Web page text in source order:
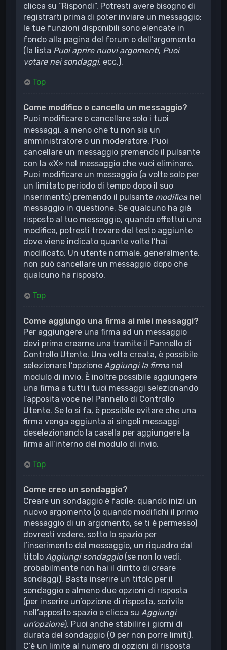
clicca su “Rispondi”. Potresti avere bisogno di
registrarti prima di poter inviare un messaggio:
le tue funzioni disponibili sono elencate in
fondo alla pagina del forum o dell’argomento
(la lista Puoi aprire nuovi argomenti, Puoi
votare nei sondaggi, ecc.).
Top
Come modifico o cancello un messaggio?
Puoi modificare o cancellare solo i tuoi
messaggi, a meno che tu non sia un
amministratore o un moderatore. Puoi
cancellare un messaggio premendo il pulsante
con la «X» nel messaggio che vuoi eliminare.
Puoi modificare un messaggio (a volte solo per
un limitato periodo di tempo dopo il suo
inserimento) premendo il pulsante modificanel
messaggio in questione. Se qualcuno ha già
risposto al tuo messaggio, quando effettui una
modifica, potresti trovare del testo aggiunto
dove viene indicato quante volte l’hai
modificato. Un utente normale, generalmente,
non può cancellare un messaggio dopo che
qualcuno ha risposto.
Top
Come aggiungo una firma ai miei messaggi?
Per aggiungere una firma ad un messaggio
devi prima crearne una tramite il Pannello di
Controllo Utente. Una volta creata, è possibile
selezionare l’opzione Aggiungi la firmanel
modulo di invio. È inoltre possibile aggiungere
una firma a tutti i tuoi messaggi selezionando
l’apposita voce nel Pannello di Controllo
Utente. Se lo si fa, è possibile evitare che una
firma venga aggiunta ai singoli messaggi
deselezionando la casella per aggiungere la
firma all’interno del modulo di invio.
Top
Come creo un sondaggio?
Creare un sondaggio è facile: quando inizi un
nuovo argomento (o quando modifichi il primo
messaggio di un argomento, se ti è permesso)
dovresti vedere, sotto lo spazio per
l’inserimento del messaggio, un riquadro dal
titolo Aggiungi sondaggio(se non lo vedi,
probabilmente non hai il diritto di creare
sondaggi). Basta inserire un titolo per il
sondaggio e almeno due opzioni di risposta
(per inserire un’opzione di risposta, scrivila
nell’apposito spazio e clicca su Aggiungi
un’opzione). Puoi anche stabilire i giorni di
durata del sondaggio (0 per non porre limiti).
C’è un limite al numero di opzioni di risposta